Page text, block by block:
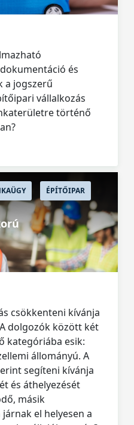
és
a jogszerű
vállalkozás
történő
ÉPÍTŐIPAR
csökkenteni kívánja
dolgozók között két
kategóriába esik:
állományú. A
segíteni kívánja
és áthelyezését
másik
el helyesen a